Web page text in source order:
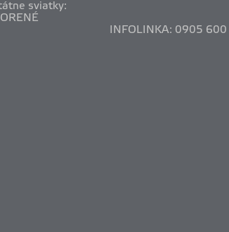
sviatky:
INFOLINKA: 0905